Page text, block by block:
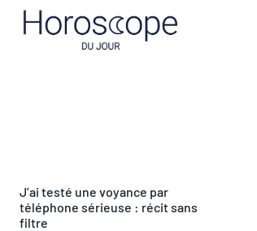
J’ai testé une voyance par
téléphone sérieuse : récit sans
filtre